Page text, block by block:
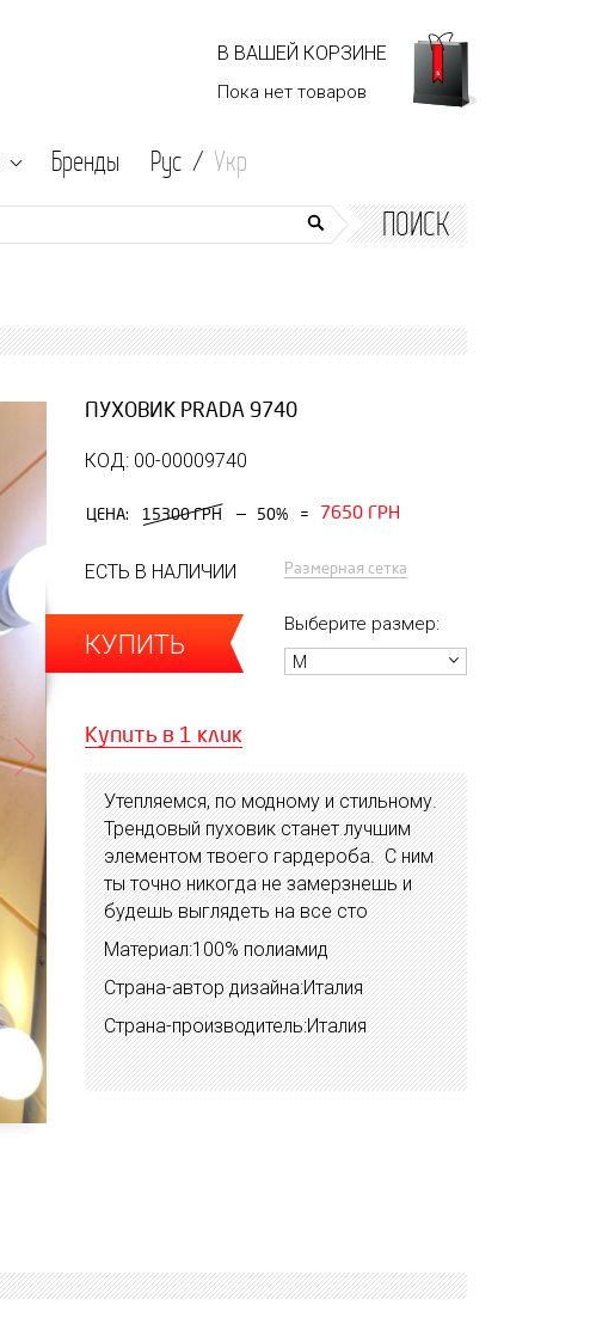
В ВАШЕЙ КОРЗИНЕ
Пока нет товаров
Бренды Рус / Укр
ПОИСК
ПУХОВИК PRADA 9740
КОД: 00-00009740
ЦЕНА: 15300 ГРН — 50% = 7650 ГРН
ЕСТЬ В НАЛИЧИИ Размерная сетка
КУПИТЬ
Выберите размер:
M
Купить в 1 клик
Утепляемся, по модному и стильному.
Трендовый пуховик станет лучшим
элементом твоего гардероба. С ним
ты точно никогда не замерзнешь и
будешь выглядеть на все сто
Материал:100% полиамид
Страна-автор дизайна:Италия
Страна-производитель:Италия